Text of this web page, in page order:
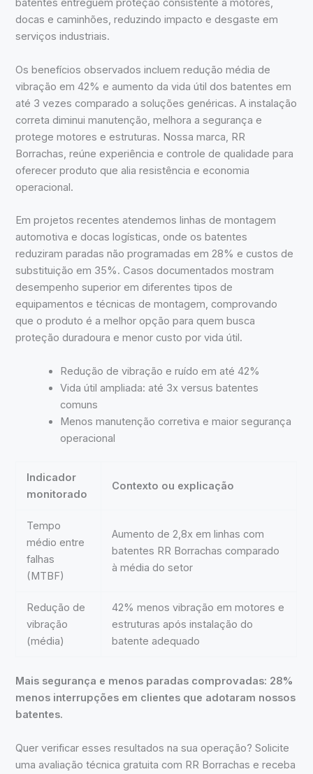
batentes entreguem proteção consistente a motores,
docas e caminhões, reduzindo impacto e desgaste em
serviços industriais.
Os benefícios observados incluem redução média de
vibração em 42% e aumento da vida útil dos batentes em
até 3 vezes comparado a soluções genéricas. A instalação
correta diminui manutenção, melhora a segurança e
protege motores e estruturas. Nossa marca, RR
Borrachas, reúne experiência e controle de qualidade para
oferecer produto que alia resistência e economia
operacional.
Em projetos recentes atendemos linhas de montagem
automotiva e docas logísticas, onde os batentes
reduziram paradas não programadas em 28% e custos de
substituição em 35%. Casos documentados mostram
desempenho superior em diferentes tipos de
equipamentos e técnicas de montagem, comprovando
que o produto é a melhor opção para quem busca
proteção duradoura e menor custo por vida útil.
Redução de vibração e ruído em até 42%
Vida útil ampliada: até 3x versus batentes
comuns
Menos manutenção corretiva e maior segurança
operacional
Indicador
monitorado
Contexto ou explicação
Tempo
médio entre
falhas
(MTBF)
Aumento de 2,8x em linhas com
batentes RR Borrachas comparado
à média do setor
Redução de
vibração
(média)
42% menos vibração em motores e
estruturas após instalação do
batente adequado
Mais segurança e menos paradas comprovadas: 28%
menos interrupções em clientes que adotaram nossos
batentes.
Quer verificar esses resultados na sua operação? Solicite
uma avaliação técnica gratuita com RR Borrachas e receba